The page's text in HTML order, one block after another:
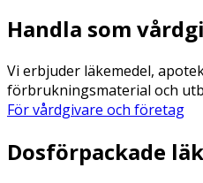
Handla som
Vi erbjuder läkemedel,
förbrukningsmaterial och
För vårdgivare och företag
Dosförpackade